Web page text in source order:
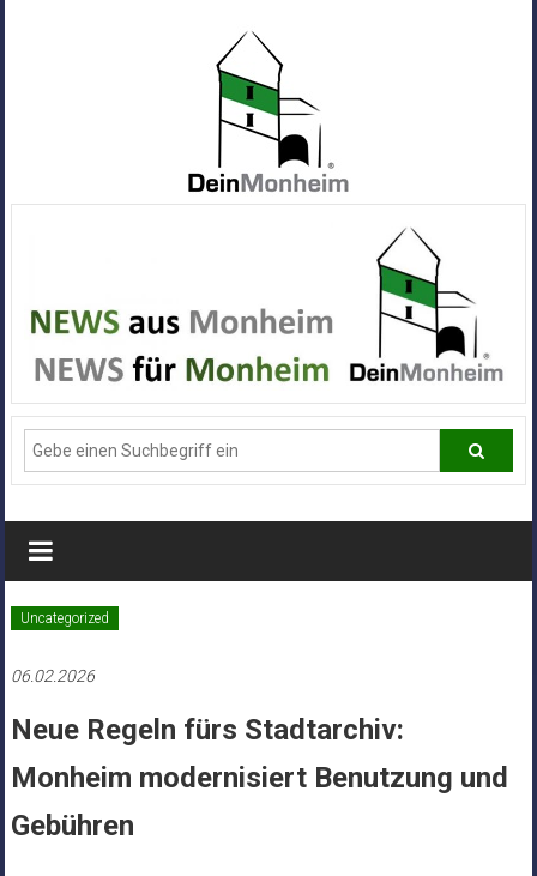
Alle
News
aus
Deiner
Stadt
Monheim
Uncategorized
06.02.2026
Neue Regeln fürs Stadtarchiv:
Monheim modernisiert Benutzung und
Gebühren